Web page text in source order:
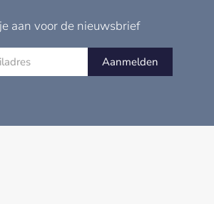
aan voor de nieuwsbrief
Aanmelden